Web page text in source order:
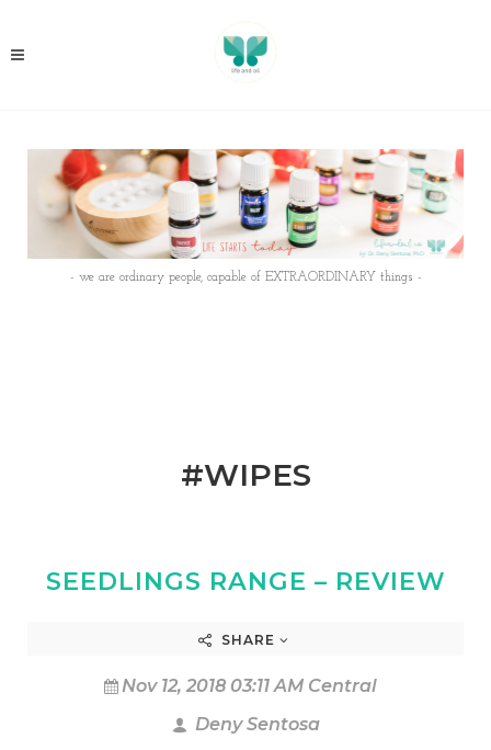
- we are ordinary people, capable of EXTRAORDINARY things -
#WIPES
SEEDLINGS RANGE – REVIEW
SHARE
Nov 12, 2018 03:11 AM Central
Deny Sentosa